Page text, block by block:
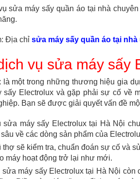
sửa máy sấy quần áo tại nhà
Địa chỉ sửa máy sấy quần áo tại nhà
vụ sửa máy sấy
là một trong những thương hiệu gia
sấy Electrolux và gặp phải sự cố về
Bạn sẽ được giải quyết vấn đề
sửa máy sấy Electrolux tại Hà Nội
về các dòng sản phẩm của
sẽ kiểm tra, chuẩn đoán sự cố và
máy hoạt động trở lại như mới.
sửa máy sấy Electrolux tại Hà Nội